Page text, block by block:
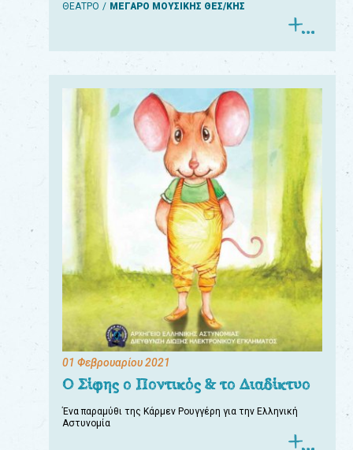
ΘΕΑΤΡΟ ΜΕΓΑΡΟ ΜΟΥΣΙΚΗΣ ΘΕΣ/ΚΗΣ
01 Φεβρουαρίου 2021
Ο Σίφης ο Ποντικός & το Διαδίκτυο
Ένα παραμύθι της Κάρμεν Ρουγγέρη για την Ελληνική
Αστυνομία